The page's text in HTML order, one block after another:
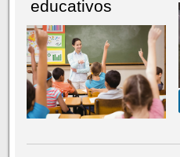
educativos